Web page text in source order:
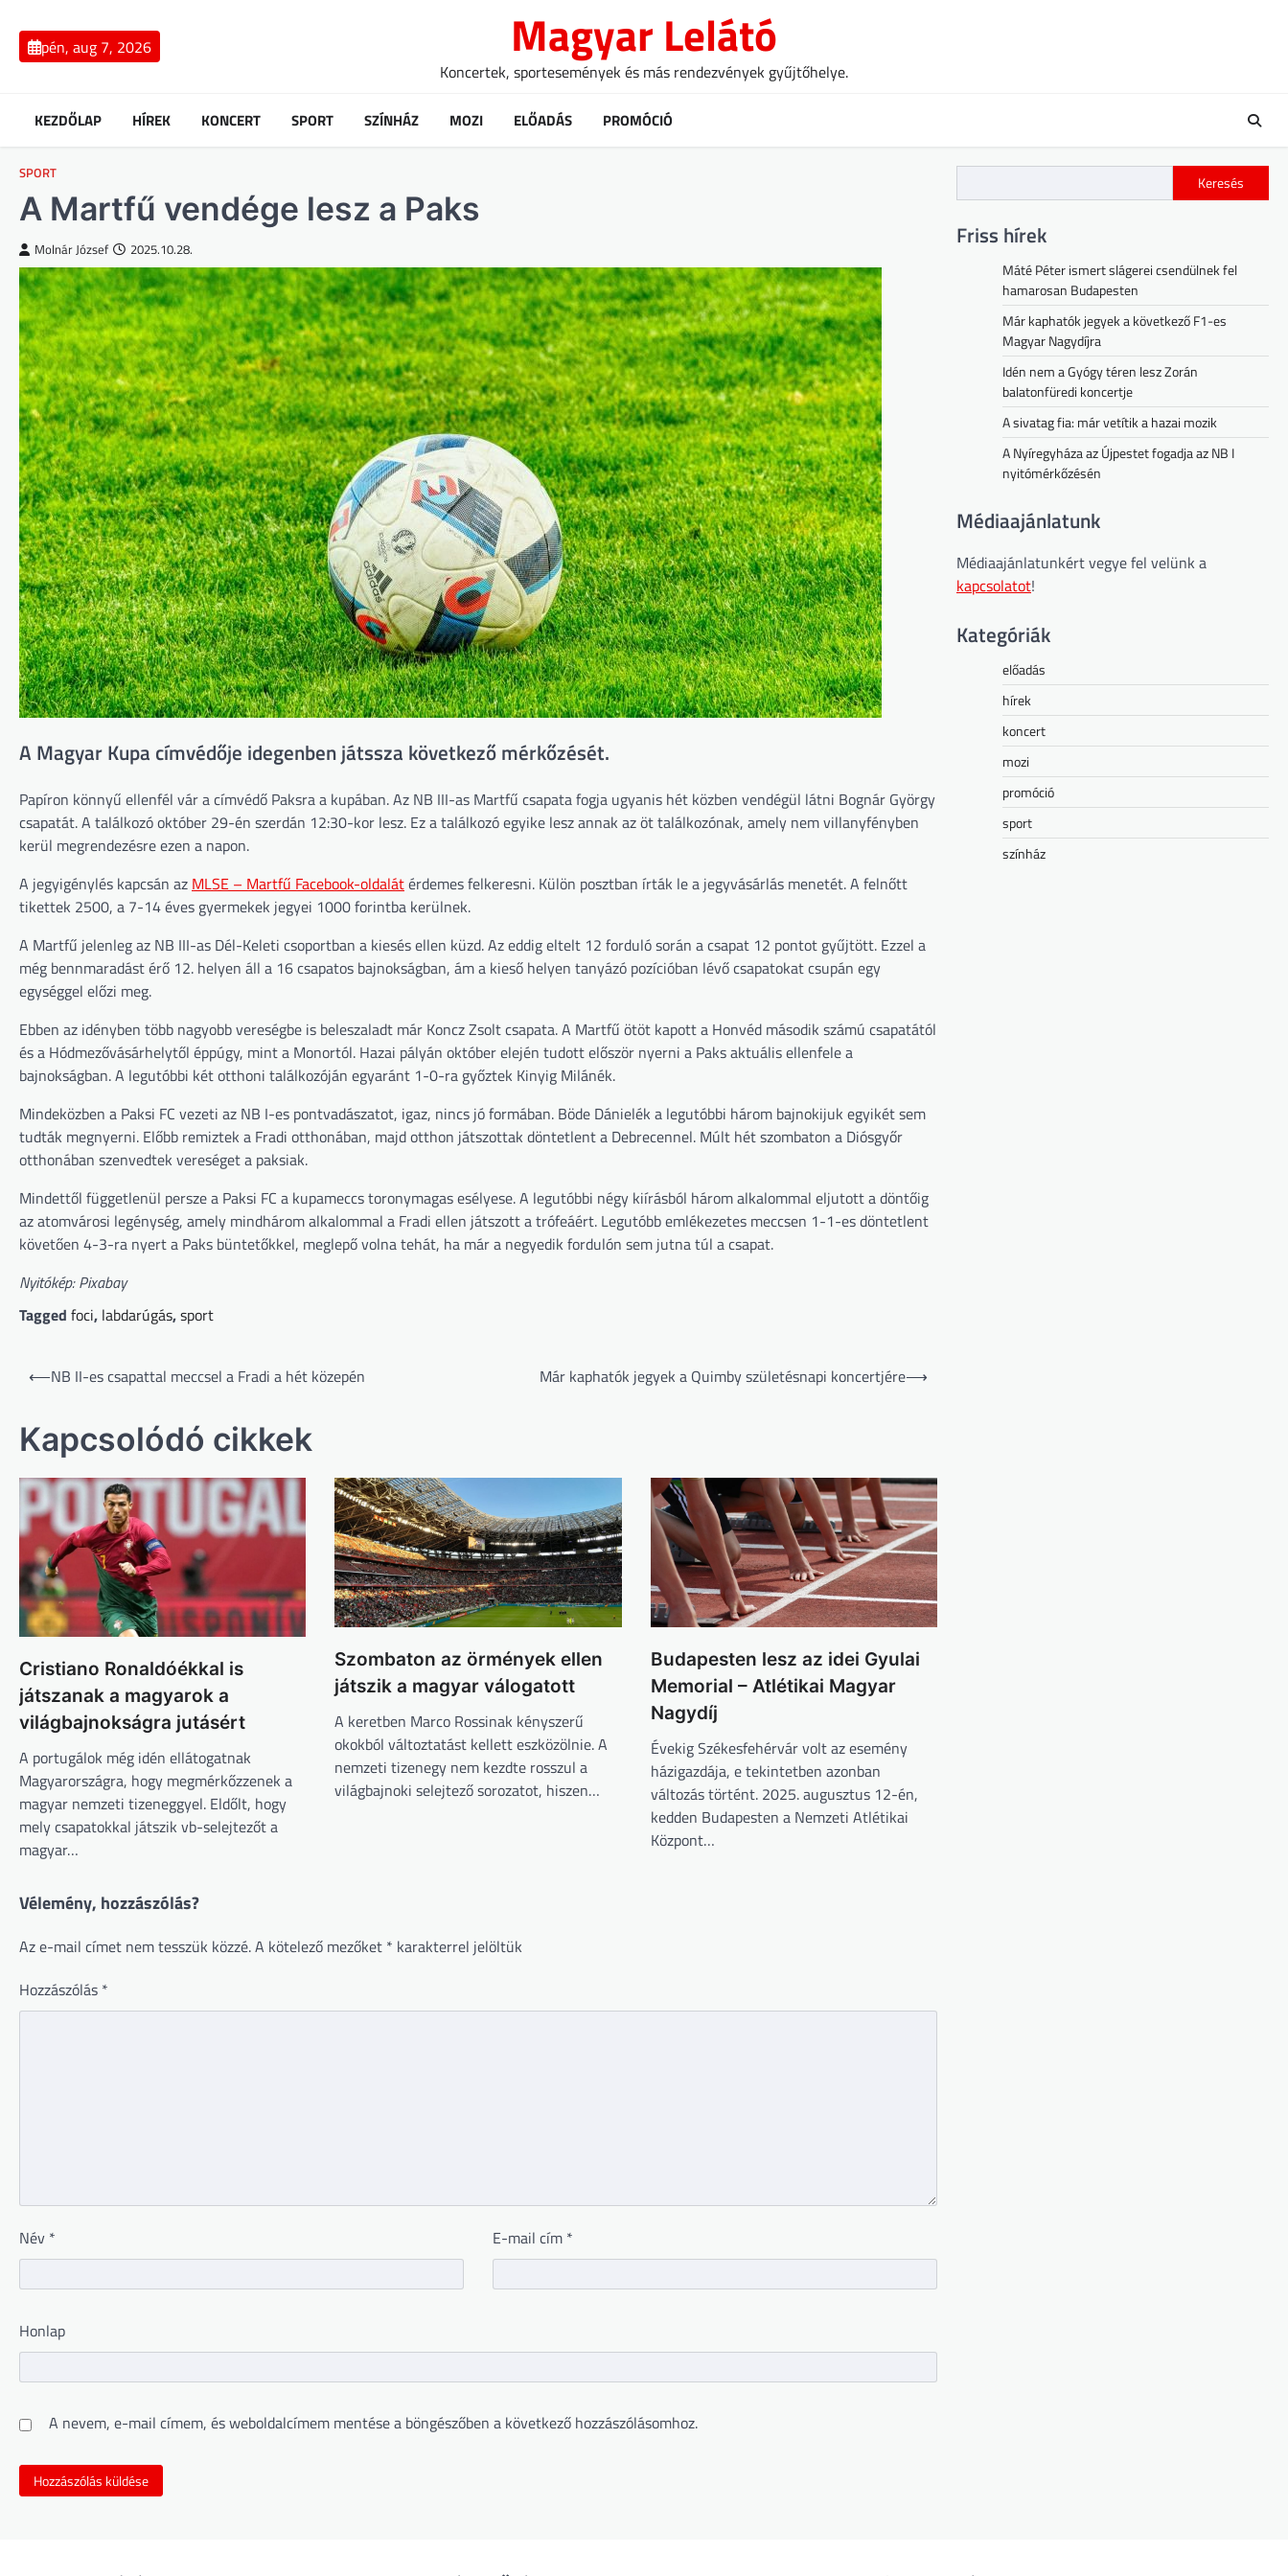
contentpén, aug 7, 2026 Magyar Lelátó
Koncertek, sportesemények és más rendezvények gyűjtőhelye.
KEZDŐLAP HÍREK KONCERT SPORT SZÍNHÁZ MOZI ELŐADÁS PROMÓCIÓ
SPORT
A Martfű vendége lesz a Paks
Molnár József 2025.10.28.
A Magyar Kupa címvédője idegenben játssza következő mérkőzését.
Papíron könnyű ellenfél vár a címvédő Paksra a kupában. Az NB III-as Martfű csapata fogja ugyanis hét közben vendégül látni Bognár György
csapatát. A találkozó október 29-én szerdán 12:30-kor lesz. Ez a találkozó egyike lesz annak az öt találkozónak, amely nem villanyfényben
kerül megrendezésre ezen a napon.
A jegyigénylés kapcsán az MLSE – Martfű Facebook-oldalátérdemes felkeresni. Külön posztban írták le a jegyvásárlás menetét. A felnőtt
tikettek 2500, a 7-14 éves gyermekek jegyei 1000 forintba kerülnek.
A Martfű jelenleg az NB III-as Dél-Keleti csoportban a kiesés ellen küzd. Az eddig eltelt 12 forduló során a csapat 12 pontot gyűjtött. Ezzel a
még bennmaradást érő 12. helyen áll a 16 csapatos bajnokságban, ám a kieső helyen tanyázó pozícióban lévő csapatokat csupán egy
egységgel előzi meg.
Ebben az idényben több nagyobb vereségbe is beleszaladt már Koncz Zsolt csapata. A Martfű ötöt kapott a Honvéd második számú csapatától
és a Hódmezővásárhelytől éppúgy, mint a Monortól. Hazai pályán október elején tudott először nyerni a Paks aktuális ellenfele a
bajnokságban. A legutóbbi két otthoni találkozóján egyaránt 1-0-ra győztek Kinyig Milánék.
Mindeközben a Paksi FC vezeti az NB I-es pontvadászatot, igaz, nincs jó formában. Böde Dánielék a legutóbbi három bajnokijuk egyikét sem
tudták megnyerni. Előbb remiztek a Fradi otthonában, majd otthon játszottak döntetlent a Debrecennel. Múlt hét szombaton a Diósgyőr
otthonában szenvedtek vereséget a paksiak.
Mindettől függetlenül persze a Paksi FC a kupameccs toronymagas esélyese. A legutóbbi négy kiírásból három alkalommal eljutott a döntőig
az atomvárosi legénység, amely mindhárom alkalommal a Fradi ellen játszott a trófeáért. Legutóbb emlékezetes meccsen 1-1-es döntetlent
követően 4-3-ra nyert a Paks büntetőkkel, meglepő volna tehát, ha már a negyedik fordulón sem jutna túl a csapat.
Nyitókép: Pixabay
Tagged foci, labdarúgás,sport
Bejegyzés
⟵NB II-es csapattal meccsel a Fradi a hét közepén Már kaphatók jegyek a Quimby születésnapi koncertjére⟶
Kapcsolódó cikkek
Cristiano Ronaldóékkal is
játszanak a magyarok a
világbajnokságra jutásért
A portugálok még idén ellátogatnak
Magyarországra, hogy megmérkőzzenek a
magyar nemzeti tizeneggyel. Eldőlt, hogy
mely csapatokkal játszik vb-selejtezőt a
magyar…
Szombaton az örmények ellen
játszik a magyar válogatott
A keretben Marco Rossinak kényszerű
okokból változtatást kellett eszközölnie. A
nemzeti tizenegy nem kezdte rosszul a
világbajnoki selejtező sorozatot, hiszen…
Budapesten lesz az idei Gyulai
Memorial – Atlétikai Magyar
Nagydíj
Évekig Székesfehérvár volt az esemény
házigazdája, e tekintetben azonban
változás történt. 2025. augusztus 12-én,
kedden Budapesten a Nemzeti Atlétikai
Központ…
Vélemény, hozzászólás?
Az e-mail címet nem tesszük közzé.A kötelező mezőket * karakterrel jelöltük
Hozzászólás *
Név * E-mail cím *
Honlap
A nevem, e-mail címem, és weboldalcímem mentése a böngészőben a következő hozzászólásomhoz.
Keresés
Friss hírek
Máté Péter ismert slágerei csendülnek fel
hamarosan Budapesten
Már kaphatók jegyek a következő F1-es
Magyar Nagydíjra
Idén nem a Gyógy téren lesz Zorán
balatonfüredi koncertje
A sivatag fia: már vetítik a hazai mozik
A Nyíregyháza az Újpestet fogadja az NB I
nyitómérkőzésén
Médiaajánlatunk
Médiaajánlatunkért vegye fel velünk a
kapcsolatot!
Kategóriák
előadás
hírek
koncert
mozi
promóció
sport
színház